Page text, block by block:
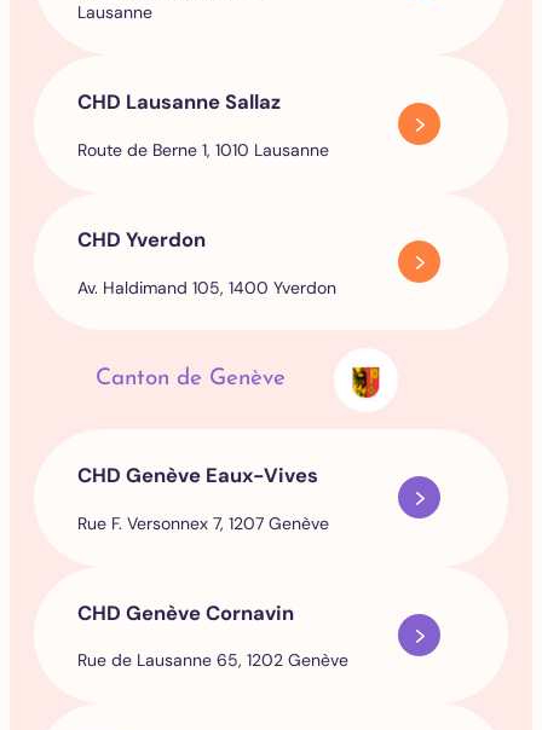
Lausanne
CHD Lausanne Sallaz
Route de Berne 1, 1010 Lausanne
CHD Yverdon
Av. Haldimand 105, 1400 Yverdon
Canton de Genève
CHD Genève Eaux-Vives
Rue F. Versonnex 7, 1207 Genève
CHD Genève Cornavin
Rue de Lausanne 65, 1202 Genève